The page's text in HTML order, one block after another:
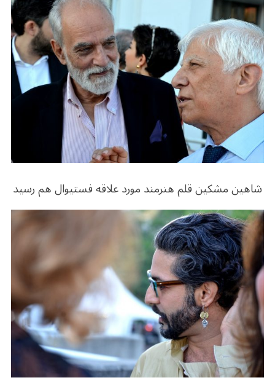
o
o
k
m p
p
شاهین مشکین قلم هنرمند مورد علاقه فستیوال هم رسید